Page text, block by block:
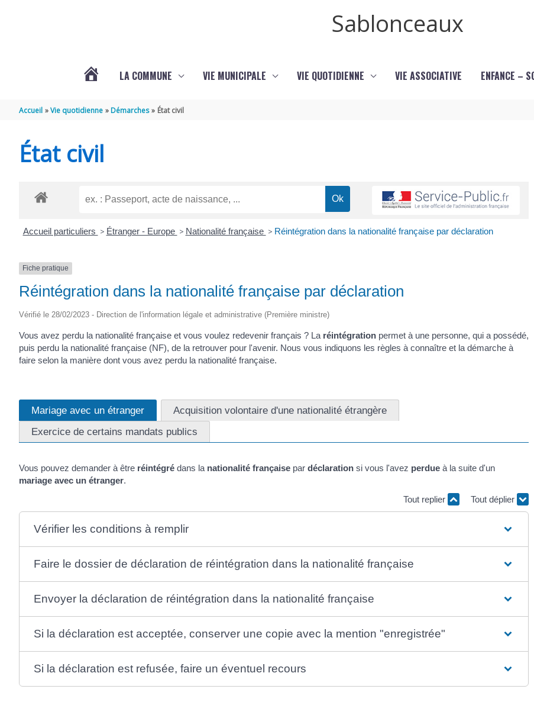
Sablonceaux
LA COMMUNE VIE MUNICIPALE VIE QUOTIDIENNE VIE ASSOCIATIVE ENFANCE –
Accueil Vie quotidienne Démarches État civil
État civil
Accueil particuliers > Étranger - Europe > Nationalité française > Réintégration dans la nationalité française par déclaration
Fiche pratique
Réintégration dans la nationalité française par déclaration
Vérifié le 28/02/2023 - Direction de l'information légale et administrative (Première ministre)
Vous avez perdu la nationalité française et vous voulez redevenir français ? La réintégration permet à une personne, qui a possédé,
puis perdu la nationalité française (NF), de la retrouver pour l'avenir. Nous vous indiquons les règles à connaître et la démarche à
faire selon la manière dont vous avez perdu la nationalité française.
Mariage avec un étranger
Acquisition volontaire d'une nationalité étrangère
Exercice de certains mandats publics
Vous pouvez demander à être réintégré dans la nationalité française par déclaration si vous l'avez perdue à la suite d'un
mariage avec un étranger.
Tout replier
Tout déplier
Vérifier les conditions à remplir
Faire le dossier de déclaration de réintégration dans la nationalité française
Envoyer la déclaration de réintégration dans la nationalité française
Si la déclaration est acceptée, conserver une copie avec la mention "enregistrée"
Si la déclaration est refusée, faire un éventuel recours